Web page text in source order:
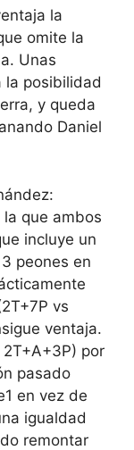
la
omite la
Unas
la posibilidad
y queda
Daniel
que ambos
incluye un
peones en
vs
ventaja.
por
pasado
en vez de
igualdad
remontar